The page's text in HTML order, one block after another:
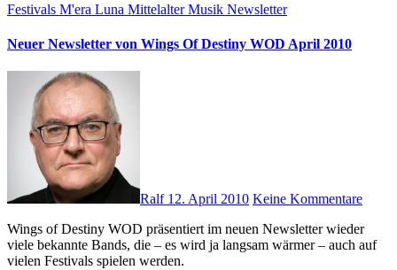
Festivals M'era Luna MittelalterMusik Newsletter
Neuer Newsletter von Wings Of Destiny WOD April 2010
Ralf 12. April 2010 Keine Kommentare
Wings of Destiny WOD präsentiert im neuen Newsletter wieder
viele bekannte Bands, die – es wird ja langsam wärmer – auch auf
vielen Festivals spielen werden.